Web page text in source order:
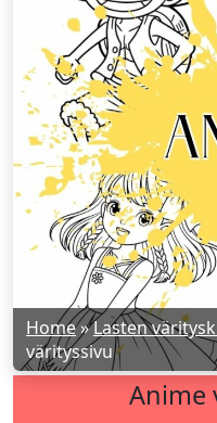
Home»Lasten
värityssivu
Anime